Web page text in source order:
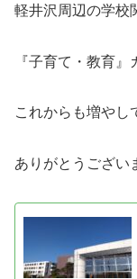
軽井沢周辺の学校
『子育て・教育』
これからも増やし
ありがとうござい